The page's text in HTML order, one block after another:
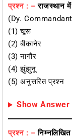
प्रश्न : – राजस्थान
(Dy.
(1) चूरू
(2) बीकानेर
(3) नागौर
(4) झुंझुनू
(5) अनुत्तरित प्रश्न
Show Answer
प्रश्न : –